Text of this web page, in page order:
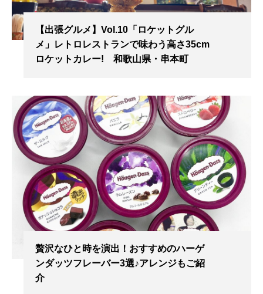
【出張グルメ】Vol.10「ロケットグル
メ」レトロレストランで味わう高さ35cm
ロケットカレー! 和歌山県・串本町
贅沢なひと時を演出！おすすめのハーゲ
ンダッツフレーバー3選♪アレンジもご紹
介